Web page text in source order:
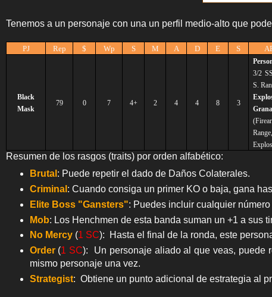
Tenemos a un personaje con una un perfil medio-alto que
PJ Rep $ Wp S M A D E S
Black
Mask
79 0 7 4+ 2 4 4 8 3
3/2 SS
S.
Range,
Resumen de los rasgos (traits) por orden alfabético:
Brutal : Puede repetir el dado de Daños Colaterales.
Criminal : Cuando consiga un primer KO o baja, gana
Elite Boss "Gansters": Puedes incluir cualquier
Mob: Los Henchmen de esta banda suman un +1 a sus
No Mercy (1 SC): Hasta el final de la ronda, este
Order (1 SC): Un personaje aliado al que veas, puede
mismo personaje una vez.
Strategist: Obtiene un punto adicional de estrategia al